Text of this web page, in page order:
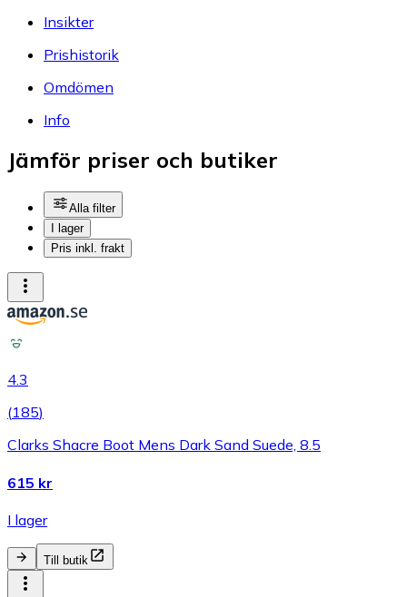
Insikter
Prishistorik
Omdömen
Info
Jämför priser och butiker
Alla filter
I lager
Pris inkl. frakt
4.3
(185)
Clarks Shacre Boot Mens Dark Sand Suede, 8.5
615 kr
I lager
Till butik